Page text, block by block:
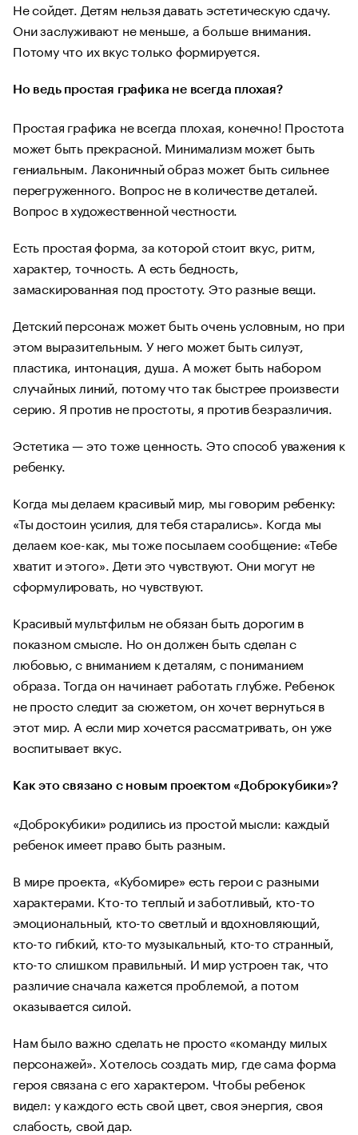
Не сойдет. Детям нельзя давать эстетическую сдачу.
Они заслуживают не меньше, а больше внимания.
Потому что их вкус только формируется.
Но ведь простая графика не всегда плохая?
Простая графика не всегда плохая, конечно! Простота
может быть прекрасной. Минимализм может быть
гениальным. Лаконичный образ может быть сильнее
перегруженного. Вопрос не в количестве деталей.
Вопрос в художественной честности.
Есть простая форма, за которой стоит вкус, ритм,
характер, точность. А есть бедность,
замаскированная под простоту. Это разные вещи.
Детский персонаж может быть очень условным, но при
этом выразительным. У него может быть силуэт,
пластика, интонация, душа. А может быть набором
случайных линий, потому что так быстрее произвести
серию. Я против не простоты, я против безразличия.
Эстетика — это тоже ценность. Это способ уважения к
ребенку.
Когда мы делаем красивый мир, мы говорим ребенку:
«Ты достоин усилия, для тебя старались». Когда мы
делаем кое-как, мы тоже посылаем сообщение: «Тебе
хватит и этого». Дети это чувствуют. Они могут не
сформулировать, но чувствуют.
Красивый мультфильм не обязан быть дорогим в
показном смысле. Но он должен быть сделан с
любовью, с вниманием к деталям, с пониманием
образа. Тогда он начинает работать глубже. Ребенок
не просто следит за сюжетом, он хочет вернуться в
этот мир. А если мир хочется рассматривать, он уже
воспитывает вкус.
Как это связано с новым проектом «Доброкубики»?
«Доброкубики» родились из простой мысли: каждый
ребенок имеет право быть разным.
В мире проекта, «Кубомире» есть герои с разными
характерами. Кто-то теплый и заботливый, кто-то
эмоциональный, кто-то светлый и вдохновляющий,
кто-то гибкий, кто-то музыкальный, кто-то странный,
кто-то слишком правильный. И мир устроен так, что
различие сначала кажется проблемой, а потом
оказывается силой.
Нам было важно сделать не просто «команду милых
персонажей». Хотелось создать мир, где сама форма
героя связана с его характером. Чтобы ребенок
видел: у каждого есть свой цвет, своя энергия, своя
слабость, свой дар.